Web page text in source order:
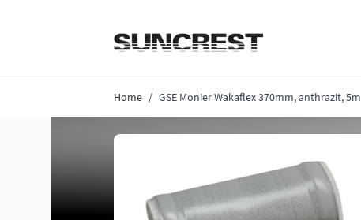
Home / GSE Monier Wakaflex 370mm, anthrazit, 5m